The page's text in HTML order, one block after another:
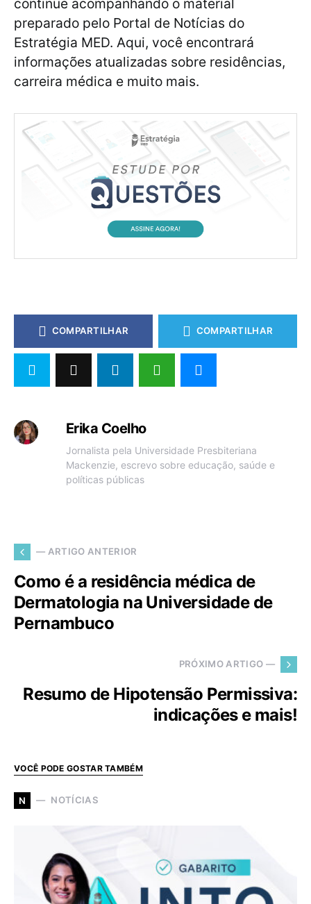
continue acompanhando o material
preparado pelo Portal de Notícias do
Estratégia MED. Aqui, você encontrará
informações atualizadas sobre residências,
carreira médica e muito mais.
COMPARTILHAR COMPARTILHAR
Erika Coelho
Jornalista pela Universidade Presbiteriana
Mackenzie, escrevo sobre educação, saúde e
políticas públicas
— ARTIGO ANTERIOR
Como é a residência médica de
Dermatologia na Universidade de
Pernambuco
PRÓXIMO ARTIGO —
Resumo de Hipotensão Permissiva:
indicações e mais!
VOCÊ PODE GOSTAR TAMBÉM
N NOTÍCIAS